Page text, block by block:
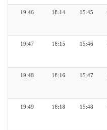
15:45
18:14
19:46
15:46
18:15
19:47
15:47
18:16
19:48
15:48
18:18
19:49